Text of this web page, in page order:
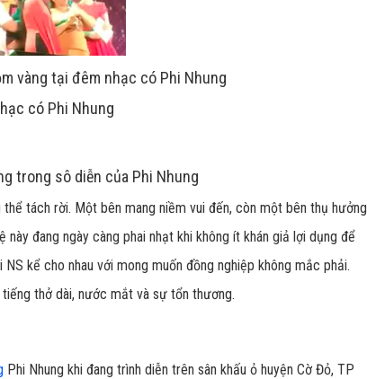
vàng tại đêm nhạc có Phi Nhung
có Phi Nhung
trong sô diễn của Phi Nhung
tách rời. Một bên mang niềm vui đến, còn một bên thụ hưởng
đang ngày càng phai nhạt khi không ít khán giả lợi dụng để
kể cho nhau với mong muốn đồng nghiệp không mắc phải.
thở dài, nước mắt và sự tổn thương.
Phi Nhung khi đang trình diễn trên sân khấu ỏ huyện Cờ Đỏ, TP